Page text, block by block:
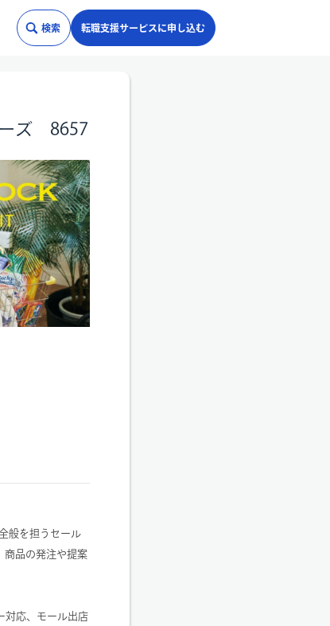
検索 転職支援サービスに申し込む
ーズ 8657
般を担うセール
商品の発注や提案
対応、モール出店